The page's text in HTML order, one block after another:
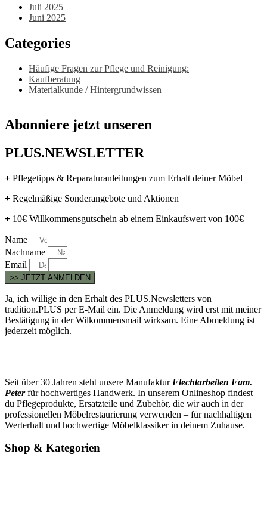
Juli 2025
Juni 2025
Categories
Häufige Fragen zur Pflege und Reinigung:
Kaufberatung
Materialkunde / Hintergrundwissen
Abonniere jetzt unseren
PLUS.NEWSLETTER
+ Pflegetipps & Reparaturanleitungen zum Erhalt deiner Möbel
+ Regelmäßige Sonderangebote und Aktionen
+ 10€ Willkommensgutschein ab einem Einkaufswert von 100€
Name
Nachname
Email
>> JETZT ANMELDEN
Ja, ich willige in den Erhalt des PLUS.Newsletters von
tradition.PLUS per E-Mail ein. Die Anmeldung wird erst mit meiner
Bestätigung in der Wilkommensmail wirksam. Eine Abmeldung ist
jederzeit möglich.
Seit über 30 Jahren steht unsere Manufaktur Flechtarbeiten Fam.
Peterfür hochwertiges Handwerk. In unserem Onlineshop findest
du Pflegeprodukte, Ersatzteile und Zubehör, die wir auch in der
professionellen Möbelrestaurierung verwenden – für nachhaltigen
Werterhalt und hochwertige Möbelklassiker in deinem Zuhause.
Shop & Kategorien